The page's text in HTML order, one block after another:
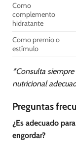
Como
complemento
hidratante
Como premio o
estímulo
*Consulta
nutricional
Preguntas
¿Es adecuado
engordar?